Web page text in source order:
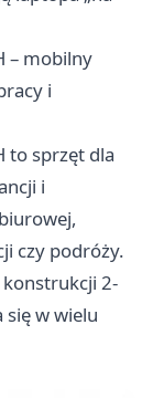
– mobilny
i
to sprzęt dla
i
czy podróży.
2-
się w wielu